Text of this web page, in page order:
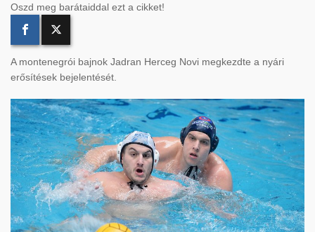
Oszd meg barátaiddal ezt a cikket!
A montenegrói bajnok Jadran Herceg Novi megkezdte a nyári
erősítések bejelentését.